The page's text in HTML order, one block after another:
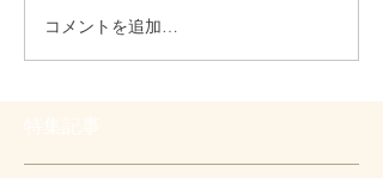
コメントを追加…